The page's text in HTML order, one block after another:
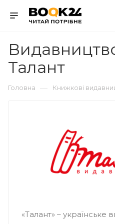
Талант
Головна — Книжкові
«Талант» – українське